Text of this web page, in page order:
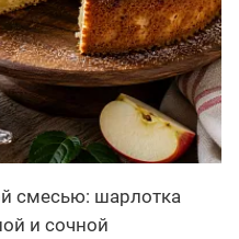
смесью: шарлотка
и сочной